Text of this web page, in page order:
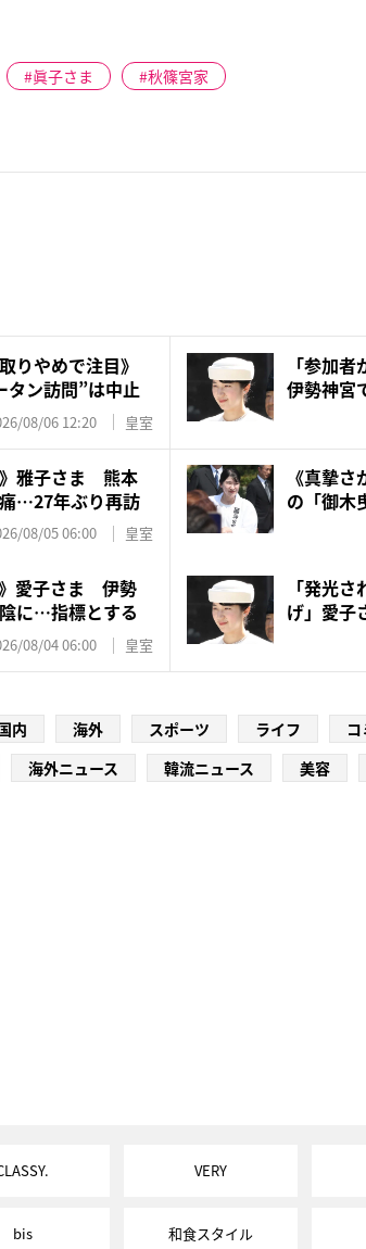
眞子さま 秋篠宮家
りやめで注目》
ン訪問”は中止
08/06 12:20 皇室
「参加
伊勢神宮
》雅子さま 熊本
…27年ぶり再訪
08/05 06:00 皇室
《真摯
の「御木
》愛子さま 伊勢
に…指標とする
08/04 06:00 皇室
「発光
げ」愛子
内 海外 スポーツ ライフ
海外ニュース 韓流ニュース 美容
VERY
bis 和食スタイル